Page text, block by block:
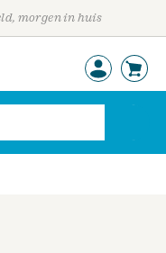
morgen in huis